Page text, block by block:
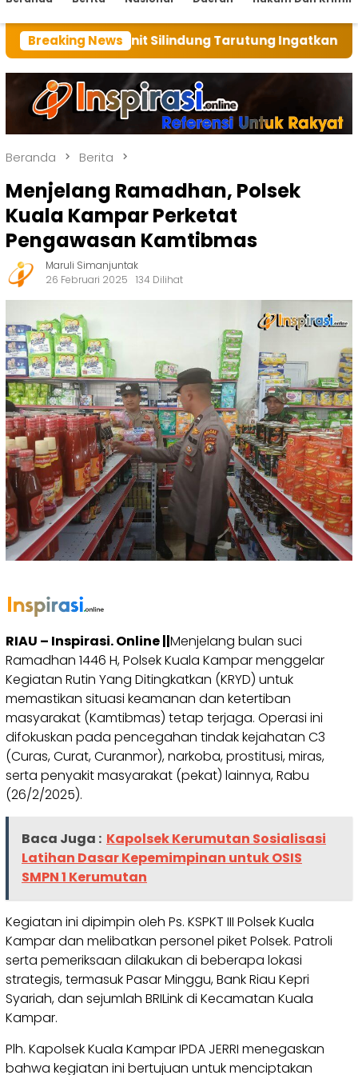
Breaking News
Unit Silindung Tarutung Ingatkan Kebaikan Tuhan
Beranda Berita
Menjelang Ramadhan, Polsek
Kuala Kampar Perketat
Pengawasan Kamtibmas
Maruli Simanjuntak
26 Februari 2025
134 Dilihat
RIAU – Inspirasi. Online ||Menjelang bulan suci
Ramadhan 1446 H, Polsek Kuala Kampar menggelar
Kegiatan Rutin Yang Ditingkatkan (KRYD) untuk
memastikan situasi keamanan dan ketertiban
masyarakat (Kamtibmas) tetap terjaga. Operasi ini
difokuskan pada pencegahan tindak kejahatan C3
(Curas, Curat, Curanmor), narkoba, prostitusi, miras,
serta penyakit masyarakat (pekat) lainnya, Rabu
(26/2/2025).
Baca Juga : Kapolsek Kerumutan Sosialisasi
Latihan Dasar Kepemimpinan untuk OSIS
SMPN 1 Kerumutan
Kegiatan ini dipimpin oleh Ps. KSPKT III Polsek Kuala
Kampar dan melibatkan personel piket Polsek. Patroli
serta pemeriksaan dilakukan di beberapa lokasi
strategis, termasuk Pasar Minggu, Bank Riau Kepri
Syariah, dan sejumlah BRILink di Kecamatan Kuala
Kampar.
Plh. Kapolsek Kuala Kampar IPDA JERRI menegaskan
bahwa kegiatan ini bertujuan untuk menciptakan